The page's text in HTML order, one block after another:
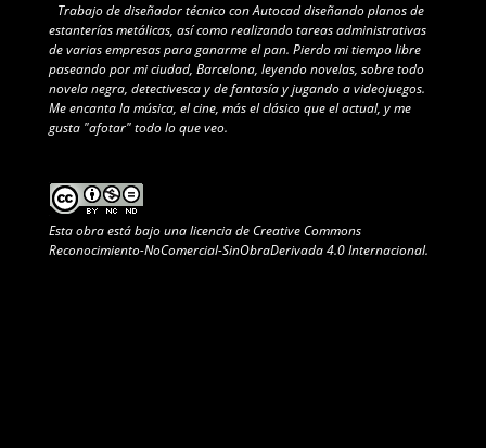
Trabajo de diseñador técnico con Autocad diseñando planos de
estanterías metálicas, así como realizando tareas administrativas
de varias empresas para ganarme el pan. Pierdo mi tiempo libre
paseando por mi ciudad, Barcelona, leyendo novelas, sobre todo
novela negra, detectivesca y de fantasía y jugando a videojuegos.
Me encanta la música, el cine, más el clásico que el actual, y me
gusta "afotar" todo lo que veo.
Esta obra está bajo unalicencia de Creative Commons
Reconocimiento-NoComercial-SinObraDerivada 4.0 Internacional.